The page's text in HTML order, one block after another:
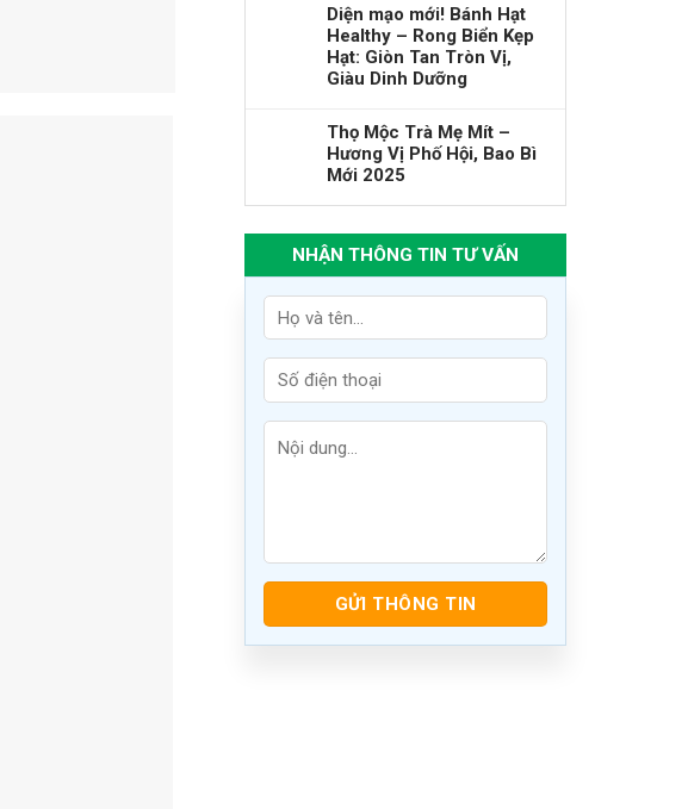
Diện mạo mới! Bánh Hạt
Healthy – Rong Biển Kẹp
Hạt: Giòn Tan Tròn Vị,
Giàu Dinh Dưỡng
Thọ Mộc Trà Mẹ Mít –
Hương Vị Phố Hội, Bao Bì
Mới 2025
NHẬN THÔNG TIN TƯ VẤN